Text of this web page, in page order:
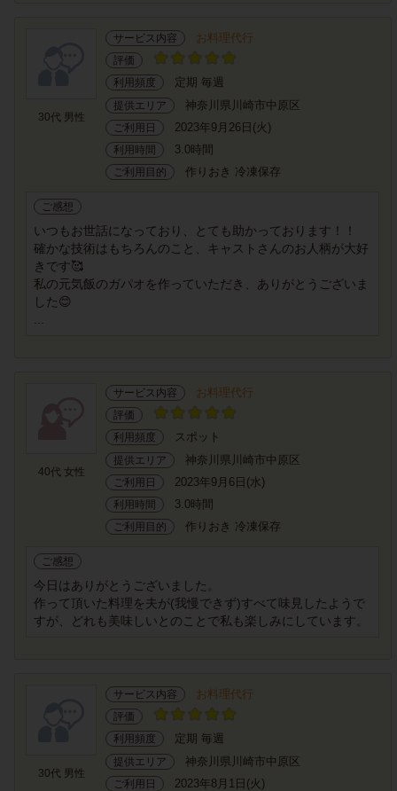
30代 男性
サービス内容 お料理代行
評価
利用頻度
定期 毎週
提供エリア 神奈川県川崎市中原区
ご利用日 2023年9月26日(火)
利用時間 3.0時間
ご利用目的 作りおき 冷凍保存
ご感想
いつもお世話になっており、とても助かっております！！
確かな技術はもちろんのこと、キャストさんのお人柄が大好
きです🥰
私の元気飯のガパオを作っていただき、ありがとうございま
した😊
40代 女性
サービス内容 お料理代行
評価
利用頻度
スポット
提供エリア 神奈川県川崎市中原区
ご利用日 2023年9月6日(水)
利用時間 3.0時間
ご利用目的 作りおき 冷凍保存
ご感想
今日はありがとうございました。
作って頂いた料理を夫が(我慢できず)すべて味見したようで
すが、どれも美味しいとのことで私も楽しみにしています。
30代 男性
サービス内容 お料理代行
評価
利用頻度
定期 毎週
提供エリア 神奈川県川崎市中原区
ご利用日 2023年8月1日(火)